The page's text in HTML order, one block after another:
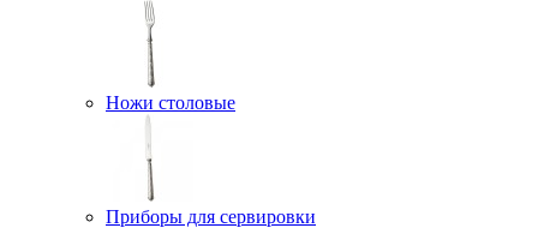
Ножи столовые
Приборы для сервировки